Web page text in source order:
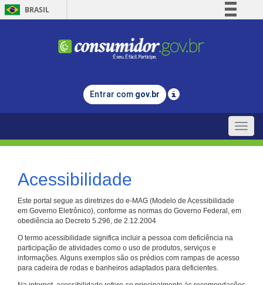
BRASIL
Comunica BR
Legislação
Entrar com gov.br
Toggle
Acessibilidade
Este portal segue as diretrizes do e-MAG (Modelo de Acessibilidade
em Governo Eletrônico), conforme as normas do Governo Federal, em
obediência ao Decreto 5.296, de 2.12.2004
O termo acessibilidade significa incluir a pessoa com deficiência na
participação de atividades como o uso de produtos, serviços e
informações. Alguns exemplos são os prédios com rampas de acesso
para cadeira de rodas e banheiros adaptados para deficientes.